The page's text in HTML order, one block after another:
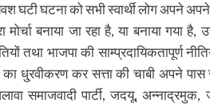
घटी घटना को सभी स्वार्थी लोग अपने
मोर्चा बनाया जा रहा है, या बनाया गया
तथा भाजपा की साम्प्रदायिकतापूर्ण
का धु्रवीकरण कर सत्ता की चाबी अपने
समाजवादी पार्टी, जदयू,